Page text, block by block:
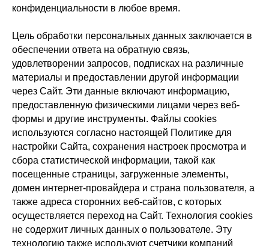
конфиденциальности в любое время.
Цель обработки персональных данных заключается в
обеспечении ответа на обратную связь,
удовлетворении запросов, подписках на различные
материалы и предоставлении другой информации
через Сайт. Эти данные включают информацию,
предоставленную физическими лицами через веб-
формы и другие инструменты. Файлы cookies
используются согласно настоящей Политике для
настройки Сайта, сохранения настроек просмотра и
сбора статистической информации, такой как
посещенные страницы, загруженные элементы,
домен интернет-провайдера и страна пользователя, а
также адреса сторонних веб-сайтов, с которых
осуществляется переход на Сайт. Технология cookies
не содержит личных данных о пользователе. Эту
технологию также используют счетчики компаний